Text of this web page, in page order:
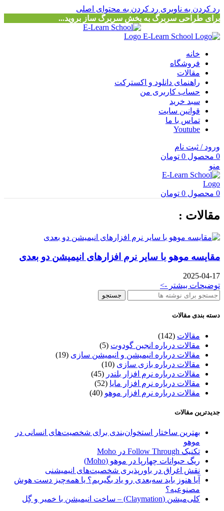
رد کردن به ناوبری رد کردن به محتوای اصلی
برای طراحی سربرگ به بخش سربرگ ساز بروید...
خانه
فروشگاه
مقالات
راهنمای دانلود و اکسترکت
حساب کاربری من
سبد خرید
قوانین سایت
تماس با ما
Youtube
ورود / ثبت نام
0 محصول 0 تومان
منو
0 محصول 0 تومان
مقالات :
مقایسه موهو با سایر نرم افزارهای انیمیشن دو بعدی
2025-04-17
توضیحات بیشتر ->
جستجو
دسته بندی مقالات
مقالات (142)
مقالات درباره انجین گودوت (5)
مقالات درباره انیمیشن و انیمیشن سازی (19)
مقالات درباره بازی سازی (10)
مقالات درباره نرم افزار بلندر (45)
مقالات درباره نرم افزار مایا (52)
مقالات درباره نرم افزار موهو (40)
جدیدترین مقالات
بهترین ساختار استخوان‌بندی برای شخصیت‌های انسانی در
موهو
تکنیک Follow Through در Moho
ریگ حیوانات چهارپا در موهو (Moho)
نقش اغراق در باورپذیری شخصیت‌های انیمیشنی
آیا هنوز باید سه‌بعدی‌ رو یاد بگیریم؟ یا همه‌چیز دست هوش
مصنوعیه؟
کلی‌میشن (Claymation) – ساخت انیمیشن با خمیر و گِل